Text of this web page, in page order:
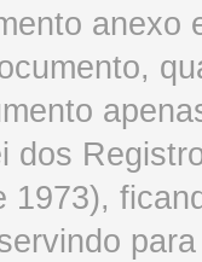
anexo
dos
1973),